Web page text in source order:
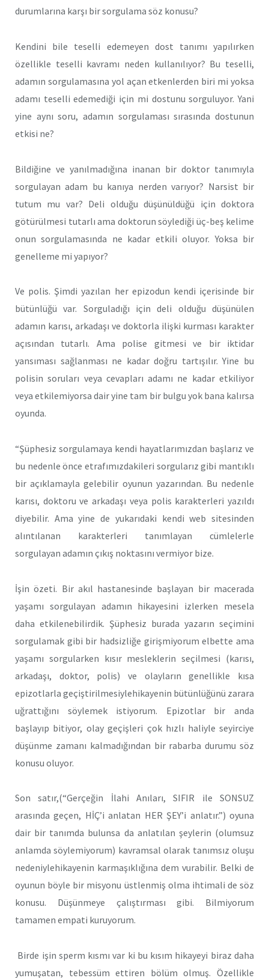
durumlarına karşı bir sorgulama söz konusu?
Kendini bile teselli edemeyen dost tanımı yapılırken
özellikle teselli kavramı neden kullanılıyor? Bu teselli,
adamın sorgulamasına yol açan etkenlerden biri mi yoksa
adamı teselli edemediği için mi dostunu sorguluyor. Yani
yine aynı soru, adamın sorgulaması sırasında dostunun
etkisi ne?
Bildiğine ve yanılmadığına inanan bir doktor tanımıyla
sorgulayan adam bu kanıya nerden varıyor? Narsist bir
tutum mu var? Deli olduğu düşünüldüğü için doktora
götürülmesi tutarlı ama doktorun söylediği üç-beş kelime
onun sorgulamasında ne kadar etkili oluyor. Yoksa bir
genelleme mi yapıyor?
Ve polis. Şimdi yazılan her epizodun kendi içerisinde bir
bütünlüğü var. Sorguladığı için deli olduğu düşünülen
adamın karısı, arkadaşı ve doktorla ilişki kurması karakter
açısından tutarlı. Ama polise gitmesi ve bir iktidar
yansıması sağlanması ne kadar doğru tartışılır. Yine bu
polisin soruları veya cevapları adamı ne kadar etkiliyor
veya etkilemiyorsa dair yine tam bir bulgu yok bana kalırsa
oyunda.
“Şüphesiz sorgulamaya kendi hayatlarımızdan başlarız ve
bu nedenle önce etrafımızdakileri sorgularız gibi mantıklı
bir açıklamayla gelebilir oyunun yazarından. Bu nedenle
karısı, doktoru ve arkadaşı veya polis karakterleri yazıldı
diyebilir. Ama yine de yukarıdaki kendi web sitesinden
alıntılanan karakterleri tanımlayan cümlelerle
sorgulayan adamın çıkış noktasını vermiyor bize.
İşin özeti. Bir akıl hastanesinde başlayan bir macerada
yaşamı sorgulayan adamın hikayesini izlerken mesela
daha etkilenebilirdik. Şüphesiz burada yazarın seçimini
sorgulamak gibi bir hadsizliğe girişmiyorum elbette ama
yaşamı sorgularken kısır mesleklerin seçilmesi (karısı,
arkadaşı, doktor, polis) ve olayların genellikle kısa
epizotlarla geçiştirilmesiylehikayenin bütünlüğünü zarara
uğrattığını söylemek istiyorum. Epizotlar bir anda
başlayıp bitiyor, olay geçişleri çok hızlı haliyle seyirciye
düşünme zamanı kalmadığından bir rabarba durumu söz
konusu oluyor.
Son satır,(“Gerçeğin İlahi Anıları, SIFIR ile SONSUZ
arasında geçen, HİÇ’i anlatan HER ŞEY’i anlatır.”) oyuna
dair bir tanımda bulunsa da anlatılan şeylerin (olumsuz
anlamda söylemiyorum) kavramsal olarak tanımsız oluşu
nedeniylehikayenin karmaşıklığına dem vurabilir. Belki de
oyunun böyle bir misyonu üstlenmiş olma ihtimali de söz
konusu. Düşünmeye çalıştırması gibi. Bilmiyorum
tamamen empati kuruyorum.
Birde işin sperm kısmı var ki bu kısım hikayeyi biraz daha
yumuşatan, tebessüm ettiren bölüm olmuş. Özellikle